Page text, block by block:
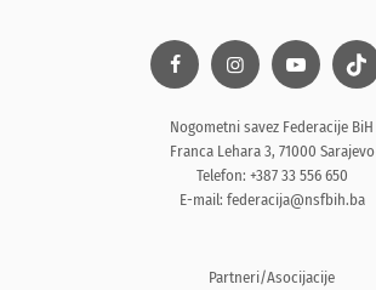
Nogometni savez Federacije BiH
Franca Lehara 3, 71000 Sarajevo
Telefon: +387 33 556 650
E-mail: federacija@nsfbih.ba
Partneri/Asocijacije